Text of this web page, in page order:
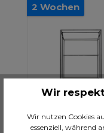
2 Wochen
Wir
Wir nutzen Cookies
essenziell, während